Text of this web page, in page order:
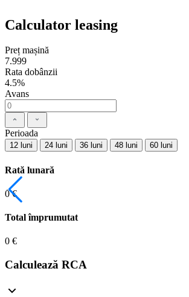
Calculator leasing
Preț mașină
7.999
Rata dobânzii
4.5%
Avans
Perioada
12 luni 24 luni 36 luni 48 luni 60 luni
Rată lunară
0 €
Total împrumutat
0 €
Calculează RCA